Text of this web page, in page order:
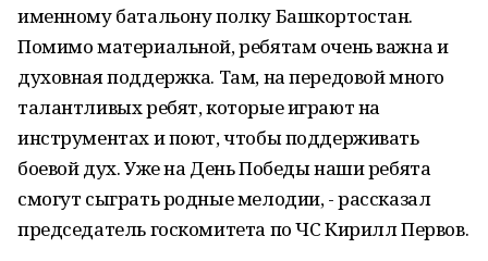
именному батальону полку Башкортостан.
Помимо материальной, ребятам очень важна и
духовная поддержка. Там, на передовой много
талантливых ребят, которые играют на
инструментах и поют, чтобы поддерживать
боевой дух. Уже на День Победы наши ребята
смогут сыграть родные мелодии, - рассказал
председатель госкомитета по ЧС Кирилл Первов.